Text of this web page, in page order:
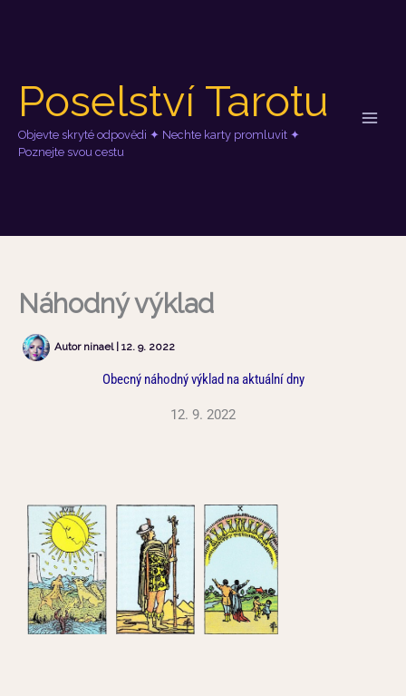
Poselství Tarotu
Objevte skryté odpovědi ✦ Nechte karty promluvit ✦
Poznejte svou cestu
Náhodný výklad
Autor ninael 12. 9. 2022
Obecný náhodný výklad na aktuální dny
12. 9. 2022
yy